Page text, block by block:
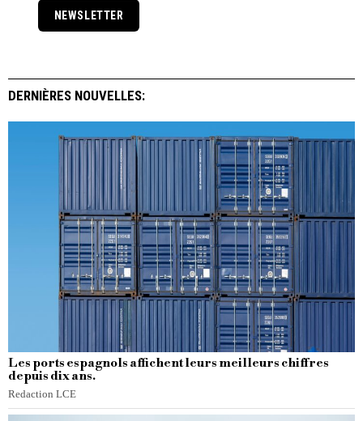
NEWSLETTER
DERNIÈRES NOUVELLES:
Les ports espagnols affichent leurs meilleurs chiffres
depuis dix ans.
Redaction LCE